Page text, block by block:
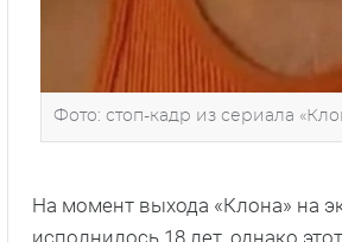
Фото: стоп-кадр из сериала
На момент выхода «Клона» на